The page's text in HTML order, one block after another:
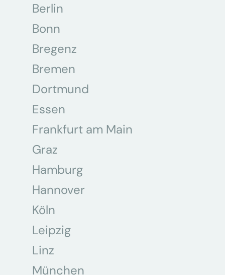
Berlin
Bonn
Bregenz
Bremen
Dortmund
Essen
Frankfurt am Main
Graz
Hamburg
Hannover
Köln
Leipzig
Linz
München